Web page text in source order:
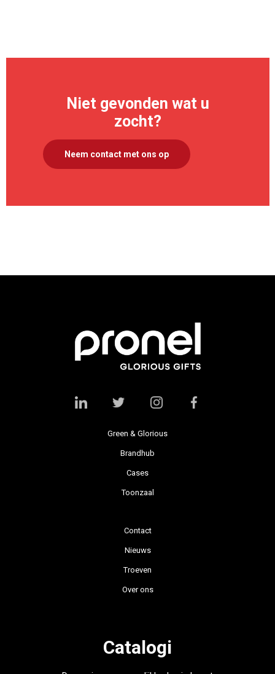
Niet gevonden wat u
zocht?
Neem contact met ons op
Green & Glorious
Brandhub
Cases
Toonzaal
Contact
Nieuws
Troeven
Over ons
Catalogi